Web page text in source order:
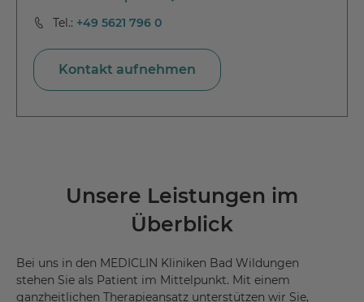
Tel.: +49 5621 796 0
Kontakt aufnehmen
Unsere Leistungen im
Überblick
Bei uns in den MEDICLIN Kliniken Bad Wildungen
stehen Sie als Patient im Mittelpunkt. Mit einem
ganzheitlichen Therapieansatz unterstützen wir Sie,